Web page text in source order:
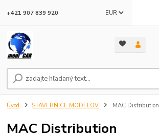
EUR
+421 907 839 920
Úvod STAVEBNICE MODELOV MAC Distribution
MAC Distribution